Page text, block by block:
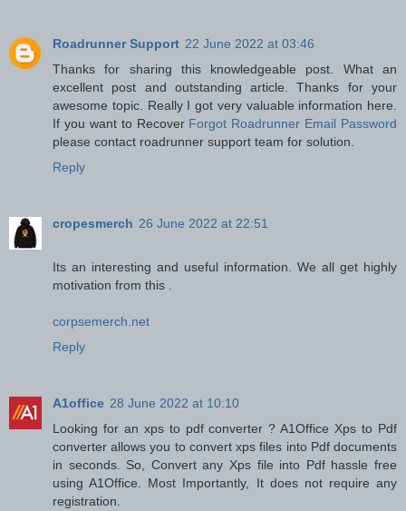
Roadrunner Support 22 June 2022 at 03:46
Thanks for sharing this knowledgeable post. What an
excellent post and outstanding article. Thanks for your
awesome topic. Really I got very valuable information here.
If you want to Recover Forgot Roadrunner Email Password
please contact roadrunner support team for solution.
Reply
cropesmerch 26 June 2022 at 22:51
Its an interesting and useful information. We all get highly
motivation from this .
corpsemerch.net
Reply
A1office 28 June 2022 at 10:10
Looking for an xps to pdf converter ? A1Office Xps to Pdf
converter allows you to convert xps files into Pdf documents
in seconds. So, Convert any Xps file into Pdf hassle free
using A1Office. Most Importantly, It does not require any
registration.